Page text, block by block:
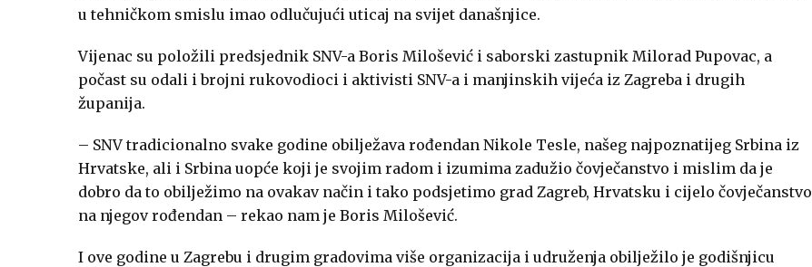
u tehničkom smislu imao odlučujući uticaj na svijet današnjice.
Vijenac su položili predsjednik SNV-a Boris Milošević i saborski zastupnik Milorad Pupovac, a
počast su odali i brojni rukovodioci i aktivisti SNV-a i manjinskih vijeća iz Zagreba i drugih
županija.
– SNV tradicionalno svake godine obilježava rođendan Nikole Tesle, našeg najpoznatijeg Srbina iz
Hrvatske, ali i Srbina uopće koji je svojim radom i izumima zadužio čovječanstvo i mislim da je
dobro da to obilježimo na ovakav način i tako podsjetimo grad Zagreb, Hrvatsku i cijelo čovječanstvo
na njegov rođendan – rekao nam je Boris Milošević.
I ove godine u Zagrebu i drugim gradovima više organizacija i udruženja obilježilo je godišnjicu